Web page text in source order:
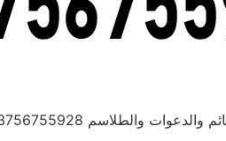
والطلاسم 0033756755928